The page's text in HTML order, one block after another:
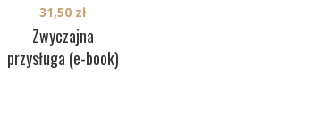
Zwyczajna
przysługa (e-book)
31,50 zł